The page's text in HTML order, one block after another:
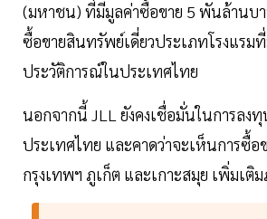
(มหาชน) ที่มีมูลค่าซื้อขาย 5 พันล้านบ
ซื้อขายสินทรัพย์เดี่ยวประเภทโรงแรม
ประวัติการณ์ในประเทศไทย
นอกจากนี้ JLL ยังคงเชื่อมั่นในการลงทุ
ประเทศไทย และคาดว่าจะเห็นการซื้อ
กรุงเทพฯ ภูเก็ต และเกาะสมุย เพิ่มเติ